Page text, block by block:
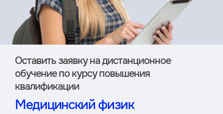
Оставить заявку на дистан­ционное
обучение по курсу повышения
квалификации
Медицинский физик